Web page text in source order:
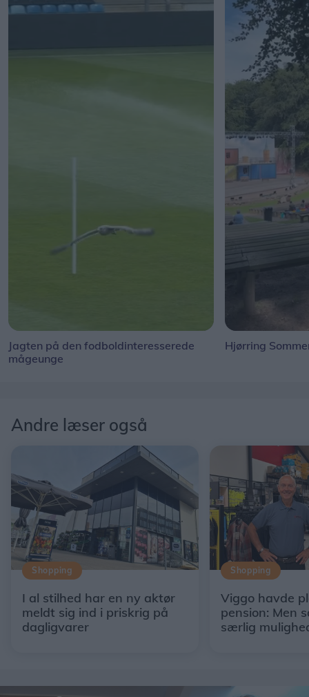
Jagten på den fodboldinteresserede
mågeunge
Hjørring
Andre læser også
Shopping
I al stilhed har en ny aktør
meldt sig ind i priskrig på
dagligvarer
Shopping
Viggo havde
pension: Men
særlig